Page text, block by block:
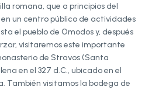
romana, que a principios del
un centro público de actividades
el pueblo de Omodos y, después
visitaremos este importante
de Stravos (Santa
en el 327 d.C., ubicado en el
También visitamos la bodega de